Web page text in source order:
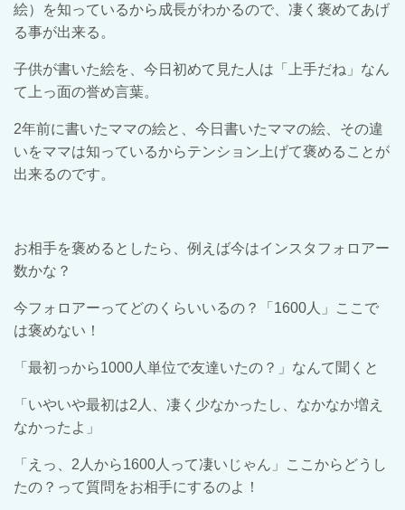
絵）を知っているから成長がわかるので、凄く褒めてあげ
る事が出来る。
子供が書いた絵を、今日初めて見た人は「上手だね」なん
て上っ面の誉め言葉。
2年前に書いたママの絵と、今日書いたママの絵、その違
いをママは知っているからテンション上げて褒めることが
出来るのです。
お相手を褒めるとしたら、例えば今はインスタフォロアー
数かな？
今フォロアーってどのくらいいるの？「 1600 人」ここで
は褒めない！
「最初っから1000 人単位で友達いたの？」なんて聞くと
「いやいや最初は2 人、凄く少なかったし、なかなか増え
なかったよ」
「えっ、 2 人から1600 人って凄いじゃん」ここからどうし
たの？って質問をお相手にするのよ！